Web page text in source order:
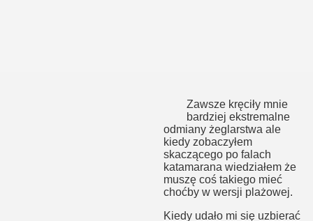
Zawsze kręciły mnie
bardziej ekstremalne
odmiany żeglarstwa ale
kiedy zobaczyłem
skaczącego po falach
katamarana wiedziałem że
muszę coś takiego mieć
choćby w wersji plażowej.
Kiedy udało mi się uzbierać